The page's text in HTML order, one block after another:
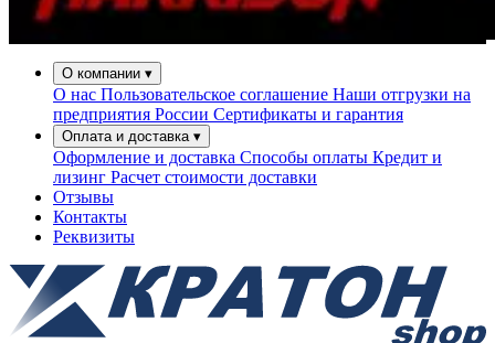
О компании ▾
О нас Пользовательское соглашение Наши отгрузки на
предприятия России Сертификаты и гарантия
Оплата и доставка ▾
Оформление и доставка Способы оплаты Кредит и
лизинг Расчет стоимости доставки
Отзывы
Контакты
Реквизиты